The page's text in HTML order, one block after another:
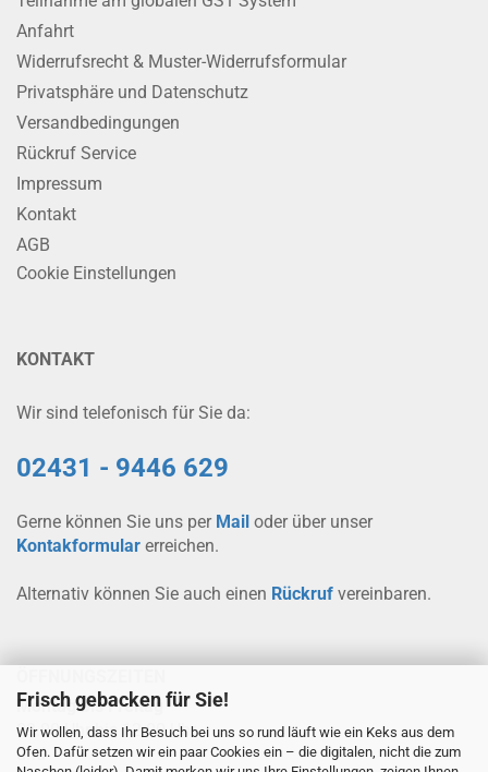
Frisch gebacken für Sie!
Wir wollen, dass Ihr Besuch bei uns so rund läuft wie ein Keks aus dem
Ofen. Dafür setzen wir ein paar Cookies ein – die digitalen, nicht die zum
Anfahrt
Widerrufsrecht & Muster-Widerrufsformular
Privatsphäre und Datenschutz
Versandbedingungen
Rückruf Service
Impressum
Kontakt
AGB
Cookie Einstellungen
KONTAKT
Wir sind telefonisch für Sie da:
02431 - 9446 629
Gerne können Sie uns per Mail oder über unser
Kontakformular erreichen.
Alternativ können Sie auch einen Rückruf vereinbaren.
Montag bis Freitag
08.00 Uhr bis 12.00 Uhr
und